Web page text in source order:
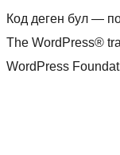
Код деген бул —
The WordPress®
WordPress